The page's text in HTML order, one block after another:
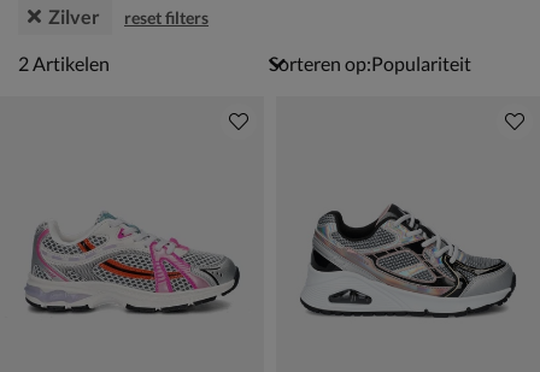
Zilver reset filters
2 artikelen
2 Artikelen Sorteren op: